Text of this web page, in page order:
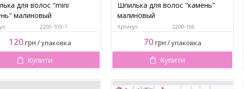
для волос "mini
малиновый
2200-109-1
120 грн /упаковка
Купити
Шпилька для волос "камень"
малиновый
Артикул: 2200-106
70 грн /упаковка
Купити